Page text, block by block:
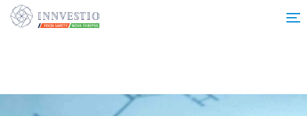
Additionally, paste this code immediately after the opening tag: